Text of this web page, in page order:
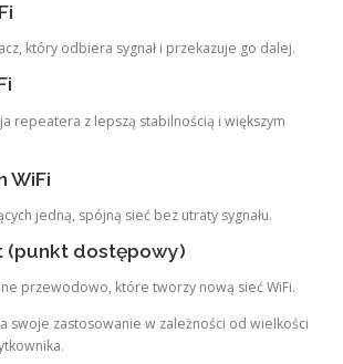
który odbiera sygnał i przekazuje go dalej.
repeatera z lepszą stabilnością i większym
WiFi
jedną, spójną sieć bez utraty sygnału.
(punkt dostępowy)
przewodowo, które tworzy nową sieć WiFi.
swoje zastosowanie w zależności od wielkości